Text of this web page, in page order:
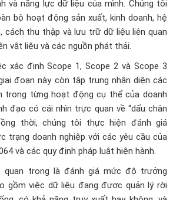
và năng lực dữ liệu của mình. Chúng tôi
bộ hoạt động sản xuất, kinh doanh, hệ
cách thu thập và lưu trữ dữ liệu liên quan
vật liệu và các nguồn phát thải.
xác định Scope 1, Scope 2 và Scope 3
đoạn này còn tập trung nhận diện các
trong từng hoạt động cụ thể của doanh
đạo có cái nhìn trực quan về “dấu chân
thời, chúng tôi thực hiện đánh giá
trạng doanh nghiệp với các yêu cầu của
và các quy định pháp luật hiện hành.
trọng là đánh giá mức độ trưởng
gồm việc dữ liệu đang được quản lý rời